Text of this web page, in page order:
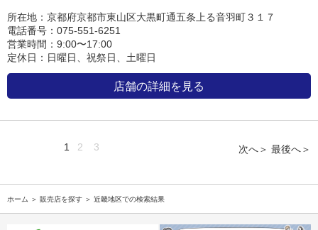
所在地：京都府京都市東山区大黒町通五条上る音羽町３１７
電話番号：075-551-6251
営業時間：9:00〜17:00
定休日：日曜日、祝祭日、土曜日
店舗の詳細を見る
次へ＞ 最後へ＞
1 2 3
ホーム ＞ 販売店を探す ＞ 近畿地区での検索結果